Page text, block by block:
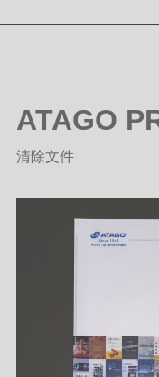
ATAGO
清除文件